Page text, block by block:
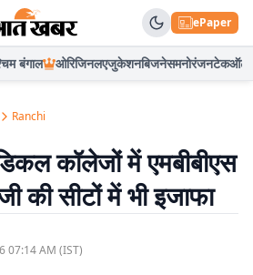
ePaper
बंगाल ओरिजिनलएजुकेशनबिजनेसमनोरंजनटेकऑटो
Ranchi
कॉलेजों में एमबीबीएस
की सीटों में भी इजाफा
07:14 AM (IST)